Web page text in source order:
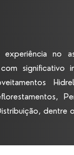
no
significativo
dentre